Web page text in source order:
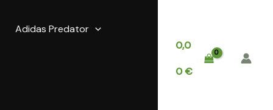
Adidas Predator
0,0
0€